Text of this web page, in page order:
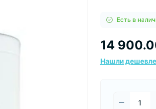
Есть в
14
Нашли